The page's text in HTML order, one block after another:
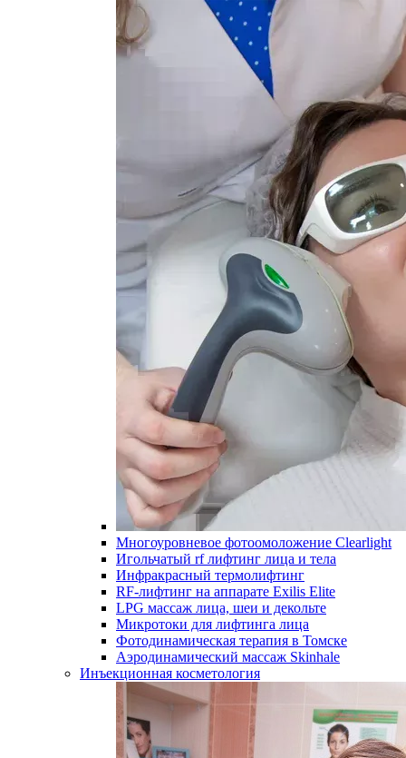
Многоуровневое фотоомоложение Clearlight
Игольчатый rf лифтинг лица и тела
Инфракрасный термолифтинг
RF-лифтинг на аппарате Exilis Elite
LPG массаж лица, шеи и декольте
Микротоки для лифтинга лица
Фотодинамическая терапия в Томске
Аэродинамический массаж Skinhale
Инъекционная косметология